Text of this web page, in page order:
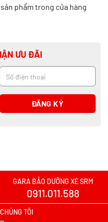
phẩm trong cửa hàng
ƯU ĐÃI
GARA BẢO DƯỠNG XE SRM
0911.011.588
TÔI